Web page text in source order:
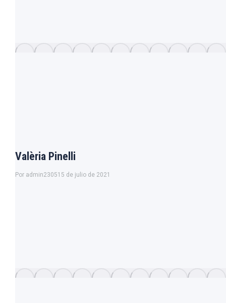
Valèria Pinelli
Por admin230515 de julio de 2021